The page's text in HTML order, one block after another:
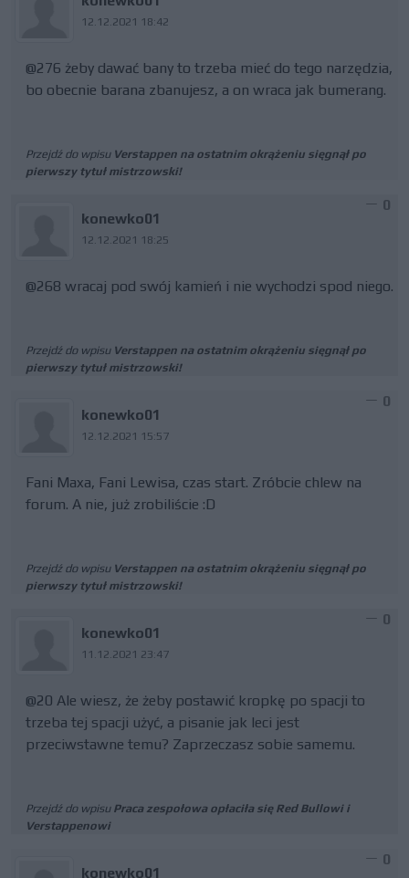
12.12.2021 18:42
@276 żeby dawać bany to trzeba mieć do tego narzędzia,
bo obecnie barana zbanujesz, a on wraca jak bumerang.
Przejdź do wpisu Verstappen na ostatnim okrążeniu sięgnął po
pierwszy tytuł mistrzowski!
konewko01
12.12.2021 18:25
0
@268 wracaj pod swój kamień i nie wychodzi spod niego.
Przejdź do wpisu Verstappen na ostatnim okrążeniu sięgnął po
pierwszy tytuł mistrzowski!
konewko01
12.12.2021 15:57
0
Fani Maxa, Fani Lewisa, czas start. Zróbcie chlew na
forum. A nie, już zrobiliście :D
Przejdź do wpisu Verstappen na ostatnim okrążeniu sięgnął po
pierwszy tytuł mistrzowski!
konewko01
11.12.2021 23:47
0
@20 Ale wiesz, że żeby postawić kropkę po spacji to
trzeba tej spacji użyć, a pisanie jak leci jest
przeciwstawne temu? Zaprzeczasz sobie samemu.
Przejdź do wpisu Praca zespołowa opłaciła się Red Bullowi i
Verstappenowi
konewko01
0